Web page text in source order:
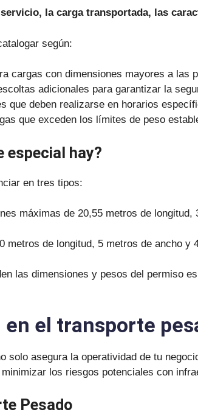
la carga transportada, las
según:
cargas con dimensiones mayores a las
adicionales para garantizar la
que deben realizarse en horarios
que exceden los límites de peso
especial hay?
en tres tipos:
máximas de 20,55 metros de
metros de longitud, 5 metros de ancho y
las dimensiones y pesos del permiso
el transporte
solo asegura la operatividad de tu
los riesgos potenciales con
Pesado